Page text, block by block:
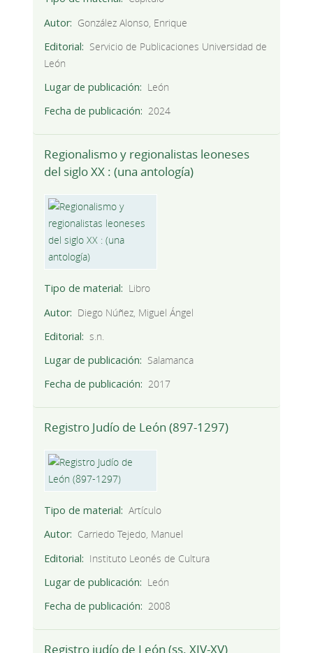
Autor
González Alonso, Enrique
Editorial
Servicio de Publicaciones Universidad de
León
Lugar de publicación
León
Fecha de publicación
2024
Regionalismo y regionalistas leoneses
del siglo XX : (una antología)
Tipo de material
Libro
Autor
Diego Núñez, Miguel Ángel
Editorial
s.n.
Lugar de publicación
Salamanca
Fecha de publicación
2017
Registro Judío de León (897-1297)
Tipo de material
Artículo
Autor
Carriedo Tejedo, Manuel
Editorial
Instituto Leonés de Cultura
Lugar de publicación
León
Fecha de publicación
2008
Registro judío de León (ss. XIV-XV)